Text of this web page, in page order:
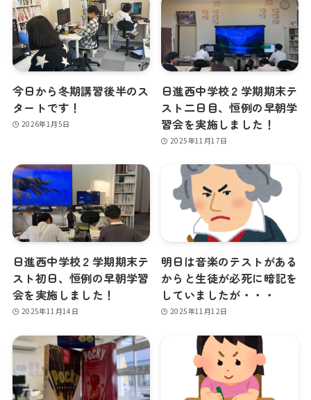
今日から冬期講習後半のス
タートです！
2026年1月5日
日進西中学校２学期期末テ
スト二日目、恒例の早朝学
習会を実施しました！
2025年11月17日
日進西中学校２学期期末テ
スト初日、恒例の早朝学習
会を実施しました！
2025年11月14日
明日は音楽のテストがある
からと生徒が必死に暗記を
していましたが・・・
2025年11月12日